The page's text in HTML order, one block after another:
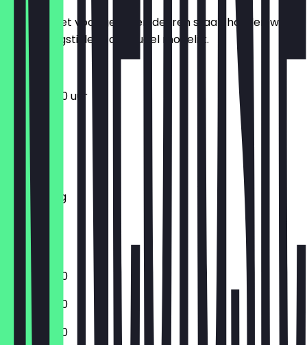
Zodat je niet voor gesloten deuren staat, houden we
de openingstijden zo actueel mogelijk.
11:30 - 20:00 uur
Maandag
Dinsdag
Donderdag
Vrijdag
Zaterdag
Zondag
11:30 - 20:00
11:30 - 20:00
11:30 - 20:00